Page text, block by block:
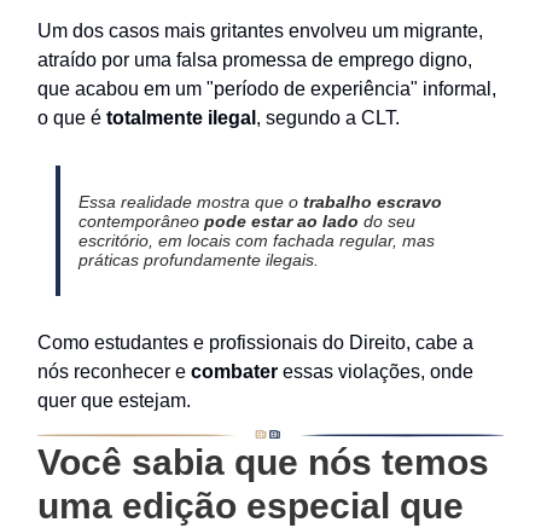
Um dos casos mais gritantes envolveu um migrante,
atraído por uma falsa promessa de emprego digno,
que acabou em um "período de experiência" informal,
o que é totalmente ilegal , segundo a CLT.
Essa realidade mostra que o trabalho escravo
contemporâneo pode estar ao lado do seu
escritório, em locais com fachada regular, mas
práticas profundamente ilegais.
Como estudantes e profissionais do Direito, cabe a
nós reconhecer e combater essas violações, onde
quer que estejam.
Você sabia que nós temos
uma edição especial que